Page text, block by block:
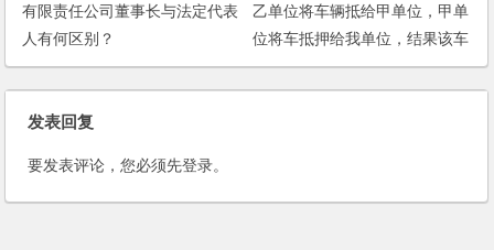
有限责任公司董事长与法定代表
人有何区别？
乙单位将车辆抵给甲单位，甲单
位将车抵押给我单位，结果该车
辆是假冒非法车辆，本案中到底
是将乙单位追加为被告，还是追
发表回复
要发表评论，您必须先登录。